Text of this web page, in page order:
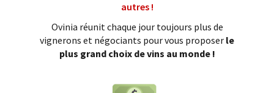
autres !
Ovinia réunit chaque jour toujours plus de
vignerons et négociants pour vous proposer le
plus grand choix de vins au monde !